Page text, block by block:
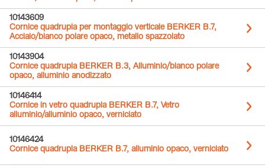
10143609
Cornice quadrupla per montaggio verticale BERKER B.7,
Acciaio/bianco polare opaco, metallo spazzolato
10143904
Cornice quadrupla BERKER B.3, Alluminio/bianco polare
opaco, alluminio anodizzato
10146414
Cornice in vetro quadrupla BERKER B.7, Vetro
alluminio/alluminio opaco, verniciato
10146424
Cornice quadrupla BERKER B.7, alluminio opaco, verniciato